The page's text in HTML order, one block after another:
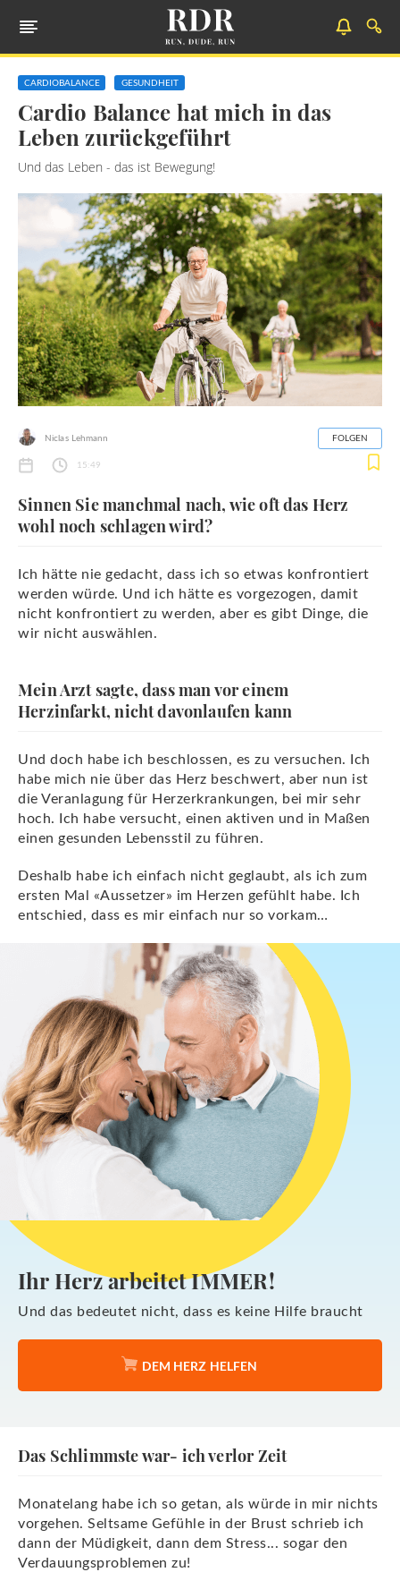
CARDIOBALANCE GESUNDHEIT
Cardio Balance hat mich in das
Leben zurückgeführt
Und das Leben - das ist Bewegung!
Niclas Lehmann
15:49
FOLGEN
Sinnen Sie manchmal nach, wie oft das Herz
wohl noch schlagen wird?
Ich hätte nie gedacht, dass ich so etwas konfrontiert
werden würde. Und ich hätte es vorgezogen, damit
nicht konfrontiert zu werden, aber es gibt Dinge, die
wir nicht auswählen.
Mein Arzt sagte, dass man vor einem
Herzinfarkt, nicht davonlaufen kann
Und doch habe ich beschlossen, es zu versuchen. Ich
habe mich nie über das Herz beschwert, aber nun ist
die Veranlagung für Herzerkrankungen, bei mir sehr
hoch. Ich habe versucht, einen aktiven und in Maßen
einen gesunden Lebensstil zu führen.
Deshalb habe ich einfach nicht geglaubt, als ich zum
ersten Mal «Aussetzer» im Herzen gefühlt habe. Ich
entschied, dass es mir einfach nur so vorkam…
Ihr Herz arbeitetIMMER!
Und das bedeutet nicht, dass es keine Hilfe braucht
DEM HERZ HELFEN
Das Schlimmste war- ich verlor Zeit
Monatelang habe ich so getan, als würde in mir nichts
vorgehen. Seltsame Gefühle in der Brust schrieb ich
dann der Müdigkeit, dann dem Stress... sogar den
Verdauungsproblemen zu!